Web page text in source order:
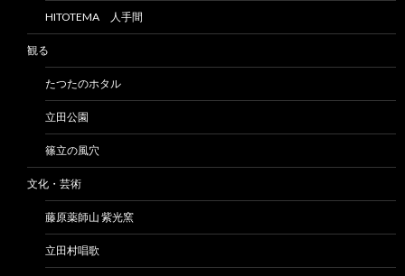
HITOTEMA 人手間
観る
たつたのホタル
立田公園
篠立の風穴
文化・芸術
藤原薬師山 紫光窯
立田村唱歌